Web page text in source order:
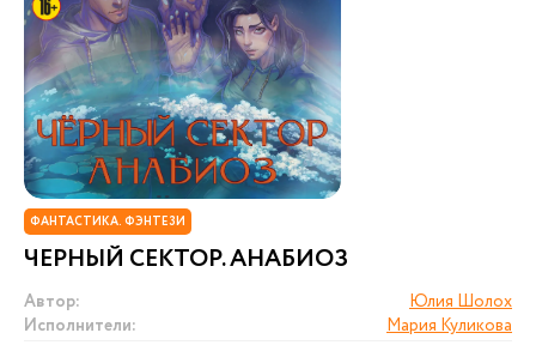
ФАНТАСТИКА. ФЭНТЕЗИ
ЧЕРНЫЙ СЕКТОР. АНАБИОЗ
Автор:
Юлия Шолох
Исполнители:
Мария Куликова